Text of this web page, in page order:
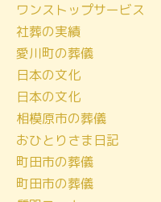
カ
イ
ブ
ワンストップサービス
社葬の実績
愛川町の葬儀
日本の文化
日本の文化
相模原市の葬儀
おひとりさま日記
町田市の葬儀
町田市の葬儀